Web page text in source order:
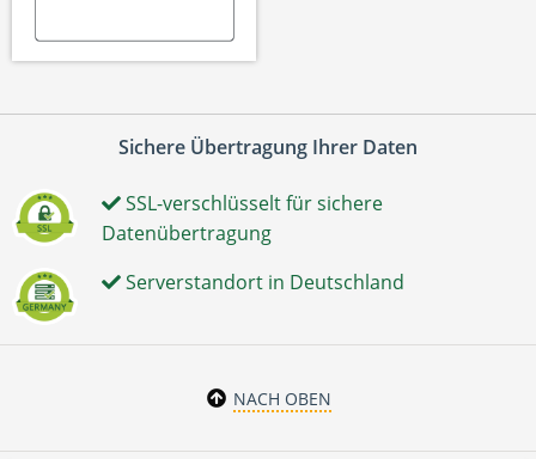
Sichere Übertragung Ihrer Daten
SSL-verschlüsselt für sichere
Datenübertragung
Serverstandort in Deutschland
NACH OBEN